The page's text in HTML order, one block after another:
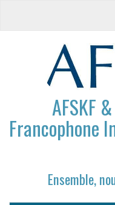
AFSKF
Francophone
Ensemble,